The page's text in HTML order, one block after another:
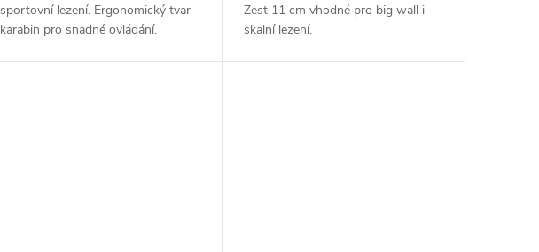
sportovní lezení. Ergonomický tvar
karabin pro snadné ovládání.
Zest 11 cm vhodné pro big wall i
skalní lezení.